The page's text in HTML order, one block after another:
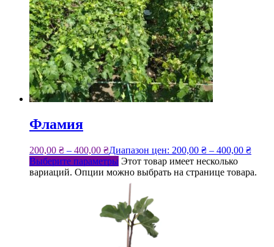
Фламия
200,00 ₴ – 400,00 ₴Диапазон цен: 200,00 ₴ – 400,00 ₴
Выберите параметры Этот товар имеет несколько
вариаций. Опции можно выбрать на странице товара.